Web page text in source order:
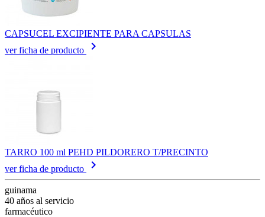
CAPSUCEL EXCIPIENTE PARA CAPSULAS
ver ficha de producto
keyboard_arrow_right
TARRO 100 ml PEHD PILDORERO T/PRECINTO
ver ficha de producto
keyboard_arrow_right
guinama
40 años al servicio
farmacéutico